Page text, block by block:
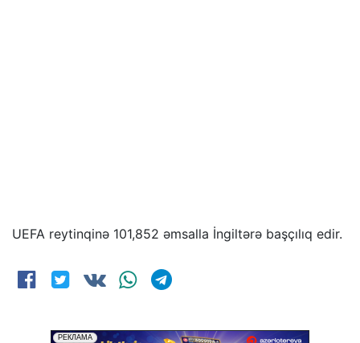
UEFA reytinqinə 101,852 əmsalla İngiltərə başçılıq edir.